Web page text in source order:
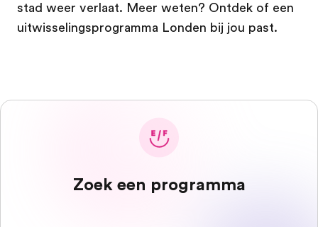
stad weer verlaat. Meer weten? Ontdek of een
uitwisselingsprogramma Londen bij jou past.
Zoek een programma